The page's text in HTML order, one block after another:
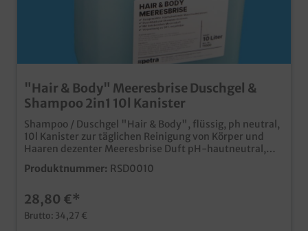
"Hair & Body" Meeresbrise Duschgel &
Shampoo 2in1 10l Kanister
Shampoo / Duschgel "Hair & Body", flüssig, ph neutral,
10l Kanister zur täglichen Reinigung von Körper und
Haaren dezenter Meeresbrise Duft pH-hautneutral,
dermatologisch geprüftideal zum Auffüllen von
Shampoo- und Duschgelspendern in Hotels, Pensionen,
Produktnummer: RSD0010
28,80 €*
Brutto: 34,27 €